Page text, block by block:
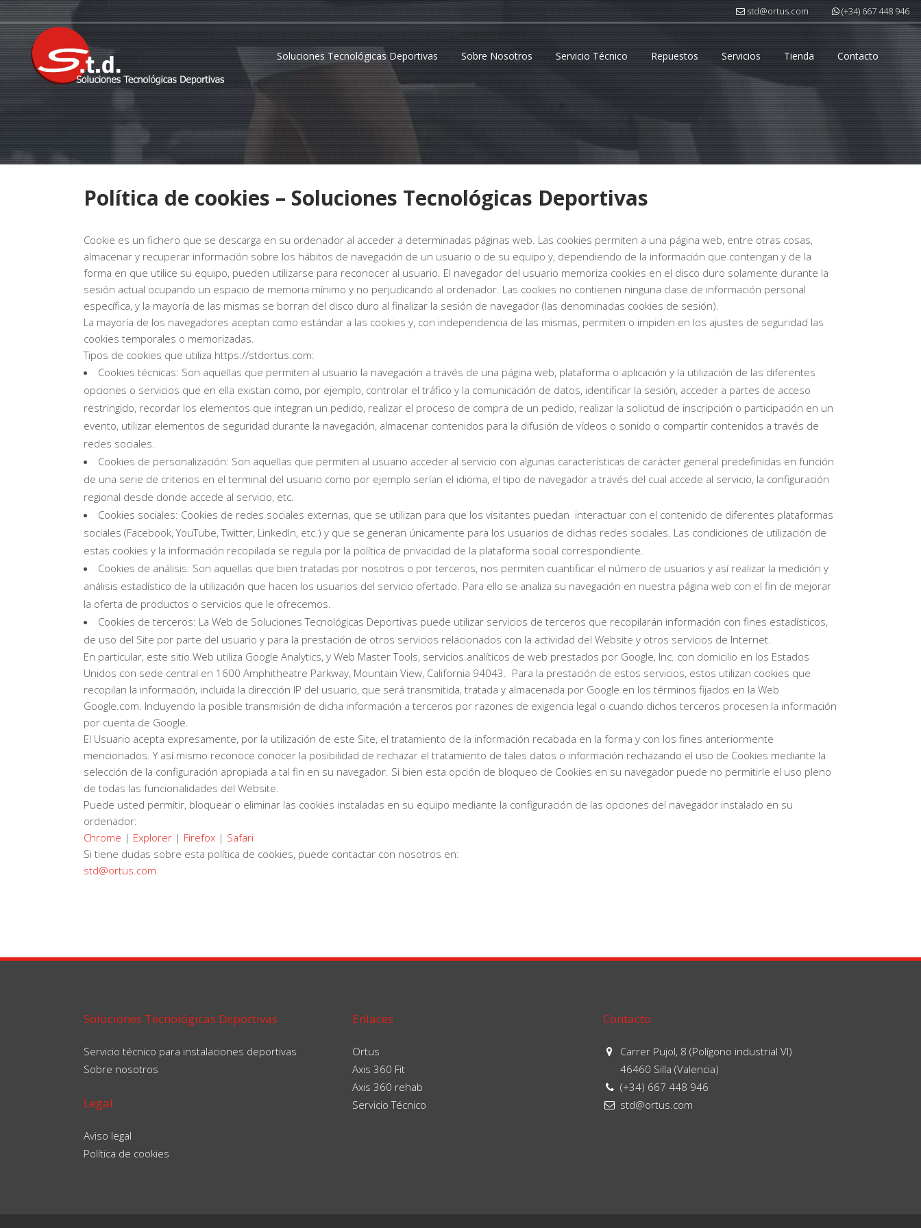
std@ortus.com (+34) 667 448 946
Soluciones Tecnológicas Deportivas Sobre Nosotros Servicio Técnico Repuestos Servicios Tienda Contacto
Política de cookies – Soluciones Tecnológicas Deportivas
Cookie es un fichero que se descarga en su ordenador al acceder a determinadas páginas web. Las cookies permiten a una página web, entre otras cosas,
almacenar y recuperar información sobre los hábitos de navegación de un usuario o de su equipo y, dependiendo de la información que contengan y de la
forma en que utilice su equipo, pueden utilizarse para reconocer al usuario. El navegador del usuario memoriza cookies en el disco duro solamente durante la
sesión actual ocupando un espacio de memoria mínimo y no perjudicando al ordenador. Las cookies no contienen ninguna clase de información personal
específica, y la mayoría de las mismas se borran del disco duro al finalizar la sesión de navegador (las denominadas cookies de sesión).
La mayoría de los navegadores aceptan como estándar a las cookies y, con independencia de las mismas, permiten o impiden en los ajustes de seguridad las
cookies temporales o memorizadas.
Tipos de cookies que utiliza https://stdortus.com:
Cookies técnicas: Son aquellas que permiten al usuario la navegación a través de una página web, plataforma o aplicación y la utilización de las diferentes
opciones o servicios que en ella existan como, por ejemplo, controlar el tráfico y la comunicación de datos, identificar la sesión, acceder a partes de acceso
restringido, recordar los elementos que integran un pedido, realizar el proceso de compra de un pedido, realizar la solicitud de inscripción o participación en un
evento, utilizar elementos de seguridad durante la navegación, almacenar contenidos para la difusión de vídeos o sonido o compartir contenidos a través de
redes sociales.
Cookies de personalización: Son aquellas que permiten al usuario acceder al servicio con algunas características de carácter general predefinidas en función
de una serie de criterios en el terminal del usuario como por ejemplo serían el idioma, el tipo de navegador a través del cual accede al servicio, la configuración
regional desde donde accede al servicio, etc.
Cookies sociales: Cookies de redes sociales externas, que se utilizan para que los visitantes puedan interactuar con el contenido de diferentes plataformas
sociales (Facebook, YouTube, Twitter, LinkedIn, etc.) y que se generan únicamente para los usuarios de dichas redes sociales. Las condiciones de utilización de
estas cookies y la información recopilada se regula por la política de privacidad de la plataforma social correspondiente.
Cookies de análisis: Son aquellas que bien tratadas por nosotros o por terceros, nos permiten cuantificar el número de usuarios y así realizar la medición y
análisis estadístico de la utilización que hacen los usuarios del servicio ofertado. Para ello se analiza su navegación en nuestra página web con el fin de mejorar
la oferta de productos o servicios que le ofrecemos.
Cookies de terceros: La Web de Soluciones Tecnológicas Deportivas puede utilizar servicios de terceros que recopilarán información con fines estadísticos,
de uso del Site por parte del usuario y para la prestación de otros servicios relacionados con la actividad del Website y otros servicios de Internet.
En particular, este sitio Web utiliza Google Analytics, y Web Master Tools, servicios analíticos de web prestados por Google, Inc. con domicilio en los Estados
Unidos con sede central en 1600 Amphitheatre Parkway, Mountain View, California 94043. Para la prestación de estos servicios, estos utilizan cookies que
recopilan la información, incluida la dirección IP del usuario, que será transmitida, tratada y almacenada por Google en los términos fijados en la Web
Google.com. Incluyendo la posible transmisión de dicha información a terceros por razones de exigencia legal o cuando dichos terceros procesen la información
por cuenta de Google.
El Usuario acepta expresamente, por la utilización de este Site, el tratamiento de la información recabada en la forma y con los fines anteriormente
mencionados. Y así mismo reconoce conocer la posibilidad de rechazar el tratamiento de tales datos o información rechazando el uso de Cookies mediante la
selección de la configuración apropiada a tal fin en su navegador. Si bien esta opción de bloqueo de Cookies en su navegador puede no permitirle el uso pleno
de todas las funcionalidades del Website.
Puede usted permitir, bloquear o eliminar las cookies instaladas en su equipo mediante la configuración de las opciones del navegador instalado en su
ordenador:
Chrome | Explorer | Firefox | Safari
Si tiene dudas sobre esta política de cookies, puede contactar con nosotros en:
std@ortus.com
Soluciones Tecnológicas Deportivas
Servicio técnico para instalaciones deportivas
Sobre nosotros
Legal
Aviso legal
Política de cookies
Enlaces
Ortus
Axis 360 Fit
Axis 360 rehab
Servicio Técnico
Contacto
Carrer Pujol, 8 (Polígono industrial VI)
46460 Silla (Valencia)
(+34) 667 448 946
std@ortus.com